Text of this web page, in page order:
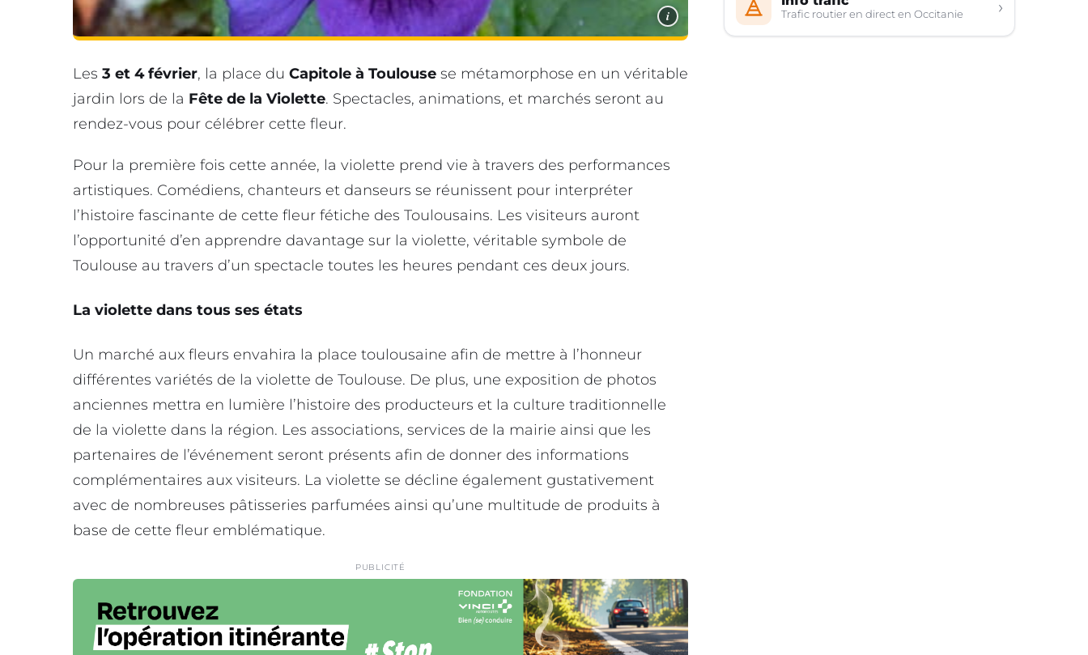
i
Les 3 et 4 février, la place du Capitole à Toulouse se métamorphose en un véritable
jardin lors de la Fête de la Violette. Spectacles, animations, et marchés seront au
rendez-vous pour célébrer cette fleur.
Pour la première fois cette année, la violette prend vie à travers des performances
artistiques. Comédiens, chanteurs et danseurs se réunissent pour interpréter
l’histoire fascinante de cette fleur fétiche des Toulousains. Les visiteurs auront
l’opportunité d’en apprendre davantage sur la violette, véritable symbole de
Toulouse au travers d’un spectacle toutes les heures pendant ces deux jours.
La violette dans tous ses états
Un marché aux fleurs envahira la place toulousaine afin de mettre à l’honneur
différentes variétés de la violette de Toulouse. De plus, une exposition de photos
anciennes mettra en lumière l’histoire des producteurs et la culture traditionnelle
de la violette dans la région. Les associations, services de la mairie ainsi que les
partenaires de l’événement seront présents afin de donner des informations
complémentaires aux visiteurs. La violette se décline également gustativement
avec de nombreuses pâtisseries parfumées ainsi qu’une multitude de produits à
base de cette fleur emblématique.
PUBLICITÉ
Trafic routier en direct en Occitanie ›